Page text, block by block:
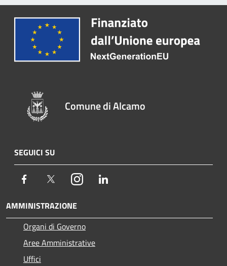
Comune di Alcamo
SEGUICI SU
Facebook TwitterInstagram
AMMINISTRAZIONE
Organi di Governo
Aree Amministrative
Uffici